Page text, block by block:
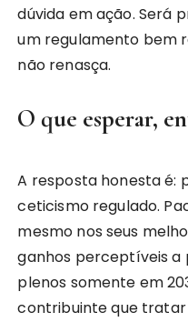
dúvida em ação. Será
um regulamento bem
não renasça.
O que esperar,
A resposta honesta é:
ceticismo regulado.
mesmo nos seus
ganhos perceptíveis a
plenos somente em
contribuinte que tratar